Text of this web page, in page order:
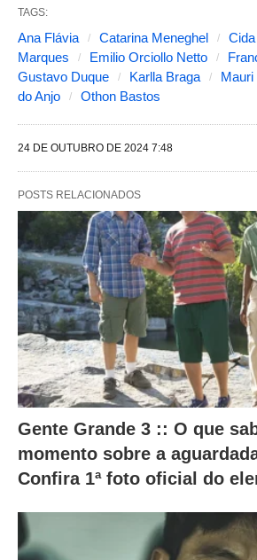
t
e
s
a
l
t
e
r
m
c
o
n
t
d
a
b
TAGS:
Ana Flávia Catarina Meneghel
Marques
Emilio Orciollo Netto
Gustavo Duque
Karlla Braga Mauri
do Anjo
Othon Bastos
24 DE OUTUBRO DE 2024 7:48
POSTS RELACIONADOS
Gente Grande 3 :: O que
momento sobre a
Confira 1ª foto oficial do